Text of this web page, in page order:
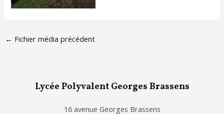
← Fichier média précédent
Lycée Polyvalent Georges Brassens
16 avenue Georges Brassens